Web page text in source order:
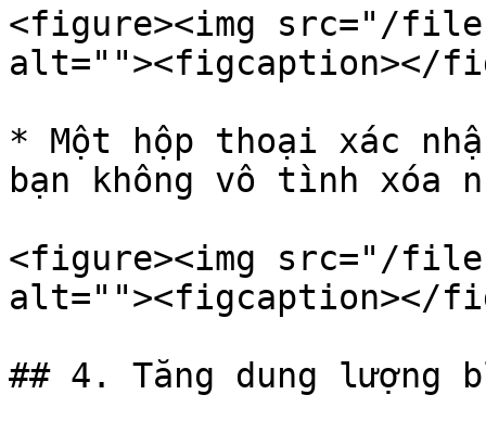
<figure><img src="/files/
alt=""><figcaption></
* Một hộp thoại xác
bạn không vô tình xóa
<figure><img src="/files/
alt=""><figcaption></
## 4. Tăng dung lượng